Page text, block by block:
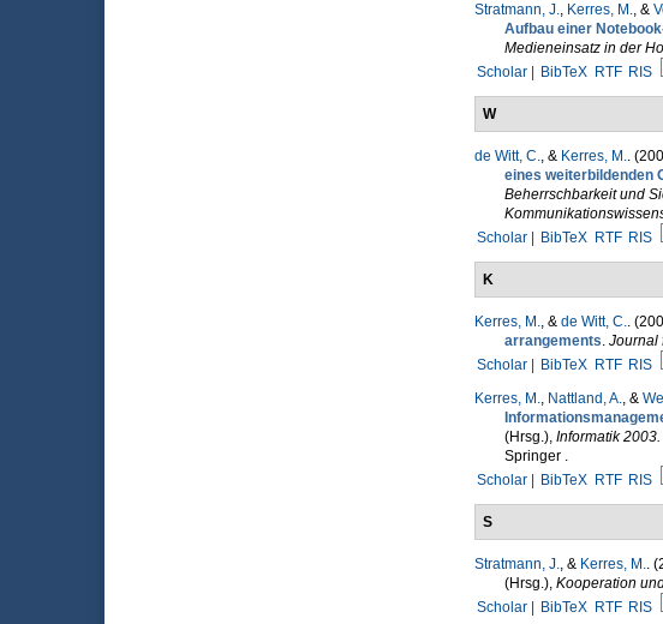
Stratmann, J., Kerres, M., &
Aufbau einer
Medieneinsatz in der
Scholar |
BibTeX RTF RIS
W
de Witt, C., & Kerres, M..
eines weiterbildenden
Beherrschbarkeit und
Scholar |
BibTeX RTF RIS
K
Kerres, M., & de Witt, C..
arrangements. Journal
Scholar |
BibTeX RTF RIS
Kerres, M., Nattland, A., &
(Hrsg.), Informatik
Springer .
Scholar |
BibTeX RTF RIS
S
Stratmann, J., & Kerres, M..
(Hrsg.), Kooperation
Scholar |
BibTeX RTF RIS